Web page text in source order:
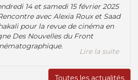
14 et samedi 15 février 2025
avec Alexia Roux et Saad
pour la revue de cinéma en
Des Nouvelles du Front
Lire la suite
Toutes les actualités